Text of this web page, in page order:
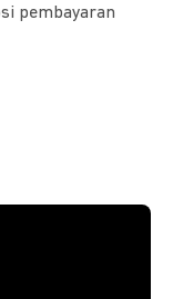
pembayaran